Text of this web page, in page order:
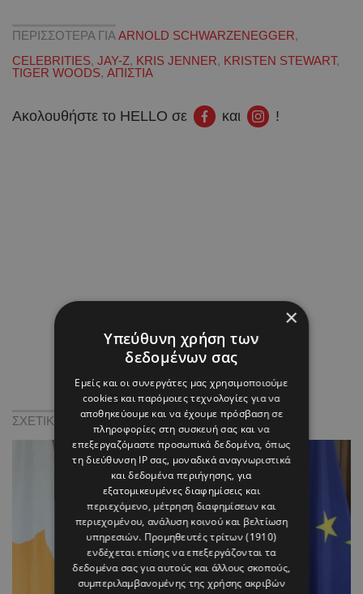
ΠΕΡΙΣΣΟΤΕΡΑ ΓΙΑ ARNOLD SCHWARZENEGGER,
CELEBRITIES, JAY-Z, KRIS JENNER, KRISTEN STEWART,
TIGER WOODS, ΑΠΙΣΤΙΑ
Ακολουθήστε το HELLO σε και !
ΣΧΕΤΙΚΑ:
×
Υπεύθυνη χρήση των
δεδομένων σας
Εμείς και οι συνεργάτες μας χρησιμοποιούμε
cookies και παρόμοιες τεχνολογίες για να
αποθηκεύουμε και να έχουμε πρόσβαση σε
πληροφορίες στη συσκευή σας και να
επεξεργαζόμαστε προσωπικά δεδομένα, όπως
τη διεύθυνση IP σας, μοναδικά αναγνωριστικά
και δεδομένα περιήγησης, για
εξατομικευμένες διαφημίσεις και
περιεχόμενο, μέτρηση διαφημίσεων και
περιεχομένου, ανάλυση κοινού και βελτίωση
υπηρεσιών. Προμηθευτές τρίτων (1910)
ενδέχεται επίσης να επεξεργάζονται τα
δεδομένα σας για αυτούς και άλλους σκοπούς,
συμπεριλαμβανομένης της χρήσης ακριβών